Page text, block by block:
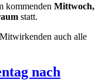
kommenden Mittwoch,
statt.
auch alle
nach